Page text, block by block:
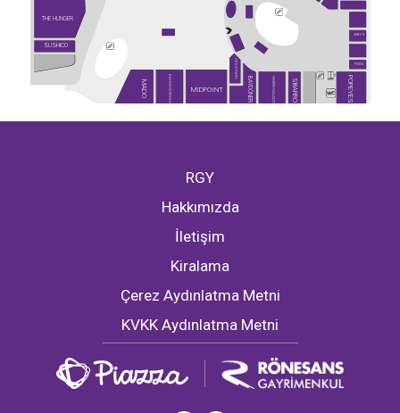
ARBY'S
BAYDÖNER GREEN SALADS
KAHVE DÜNYASI
USTA DÖNERCİ
MADO MIDPOINT
PİDEM
POPEYES
SBARRO
SUSHICO
THE HUNGER
RGY
Hakkımızda
İletişim
Kiralama
Çerez Aydınlatma Metni
KVKK Aydınlatma Metni